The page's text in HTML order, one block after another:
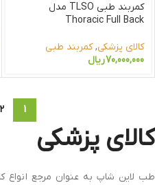
کمربند طبی TLSO مدل
Thoracic Full Back
کالای پزشکی,کمربند طبی
70,000,000ریال
1
2
کالای پزشکی
طب لاین شاپ به عنوان مرجع